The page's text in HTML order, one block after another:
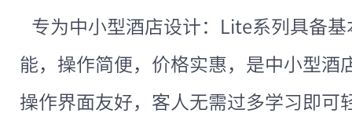
专为中小型酒店设计：Lite系列具备
能，操作简便，价格实惠，是中小型酒
操作界面友好，客人无需过多学习即可